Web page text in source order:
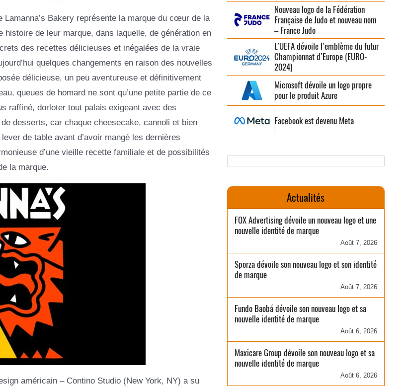
Lamanna’s Bakery représente la marque du cœur de la
de leur marque, dans laquelle, de génération en
des recettes délicieuses et inégalées de la vraie
quelques changements en raison des nouvelles
délicieuse, un peu aventureuse et définitivement
queues de homard ne sont qu’une petite partie de ce
raffiné, dorloter tout palais exigeant avec des
desserts, car chaque cheesecake, cannoli et bien
de table avant d’avoir mangé les dernières
d’une vieille recette familiale et de possibilités
la marque.
américain – Contino Studio (New York, NY) a su
Nouveau logo de la Fédération
Française de Judo et nouveau nom
– France Judo
L’UEFA dévoile l’emblème du futur
Championnat d’Europe (EURO-
2024)
Microsoft dévoile un logo propre
pour le produit Azure
Facebook est devenu Meta
Actualités
FOX Advertising dévoile un nouveau logo et une
nouvelle identité de marque
Août 7, 2026
Sporza dévoile son nouveau logo et son identité
de marque
Août 7, 2026
Fundo Baobá dévoile son nouveau logo et sa
nouvelle identité de marque
Août 6, 2026
Maxicare Group dévoile son nouveau logo et sa
nouvelle identité de marque
Août 6, 2026